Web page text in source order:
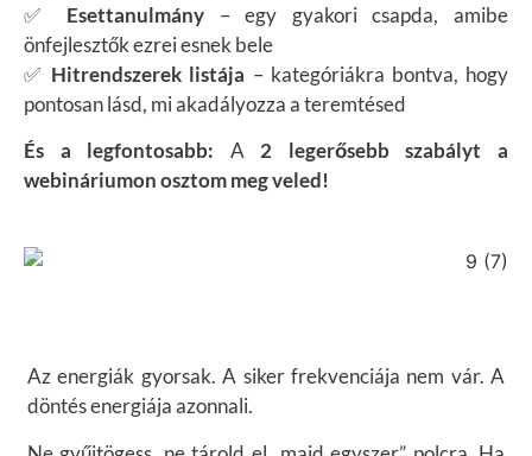
✅ Esettanulmány – egy gyakori csapda, amibe
önfejlesztők ezrei esnek bele
✅ Hitrendszerek listája – kategóriákra bontva, hogy
pontosan lásd, mi akadályozza a teremtésed
És a legfontosabb: A 2 legerősebb szabályt a
webináriumon osztom meg veled!
Az energiák gyorsak. A siker frekvenciája nem vár. A
döntés energiája azonnali.